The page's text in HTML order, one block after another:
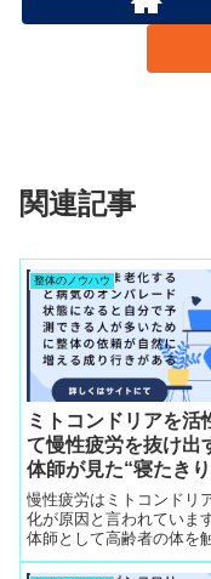
関連記事
整体のノウハウ
ミトコンドリアを活
て慢性疲労を抜け出
体師が見た“寝たき
防”の最短ルート
慢性疲労はミトコンドリ
化が原因と言われていま
体師として高齢者の体を
けてわかった「疲労が抜